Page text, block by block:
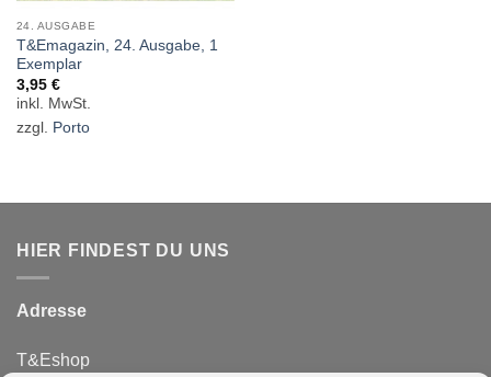
24. AUSGABE
T&Emagazin, 24. Ausgabe, 1
Exemplar
3,95 €
zzgl. Porto
HIER FINDEST DU UNS
Adresse
T&Eshop